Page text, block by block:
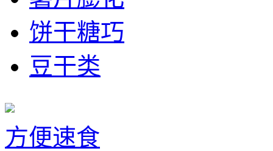
饼干糖巧
豆干类
方便速食